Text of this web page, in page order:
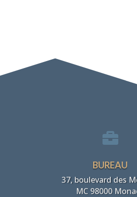

BUREAU
37, boulevard des
MC 98000